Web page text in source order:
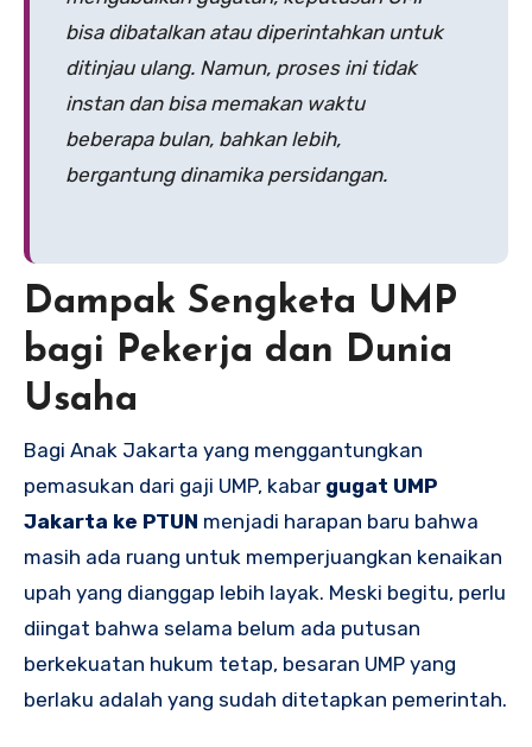
bisa dibatalkan atau diperintahkan untuk
ditinjau ulang. Namun, proses ini tidak
instan dan bisa memakan waktu
beberapa bulan, bahkan lebih,
bergantung dinamika persidangan.
Dampak Sengketa UMP
bagi Pekerja dan Dunia
Usaha
Bagi Anak Jakarta yang menggantungkan
pemasukan dari gaji UMP, kabar gugat UMP
Jakarta ke PTUN menjadi harapan baru bahwa
masih ada ruang untuk memperjuangkan kenaikan
upah yang dianggap lebih layak. Meski begitu, perlu
diingat bahwa selama belum ada putusan
berkekuatan hukum tetap, besaran UMP yang
berlaku adalah yang sudah ditetapkan pemerintah.